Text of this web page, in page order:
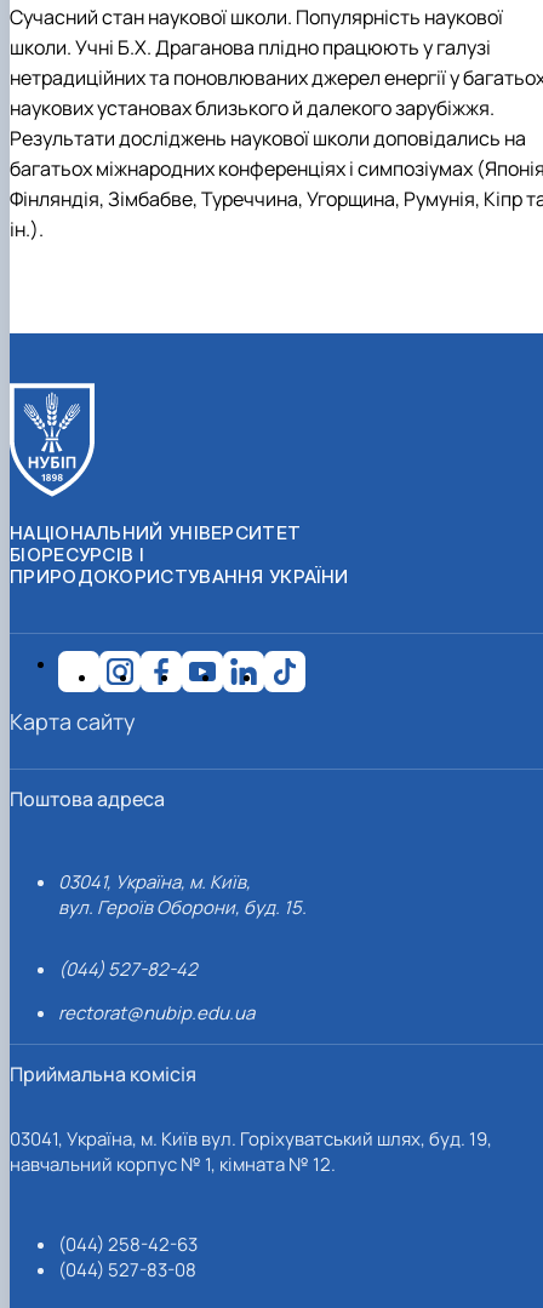
Сучасний стан наукової школи. Популярність наукової
школи.Учні Б.Х. Драганова плідно працюють у галузі
нетрадиційних та поновлюваних джерел енергії у
наукових установах близького й далекого зарубіжжя.
Результати досліджень наукової школи доповідались на
багатьох міжнародних конференціях і симпозіумах
Фінляндія, Зімбабве, Туреччина, Угорщина, Румунія, Кіпр
ін.).
НАЦІОНАЛЬНИЙ УНІВЕРСИТЕТ
БІОРЕСУРСІВ І
ПРИРОДОКОРИСТУВАННЯ УКРАЇНИ
Поштова адреса
03041, Україна, м. Київ,
вул. Героїв Оборони, буд. 15.
(044) 527-82-42
rectorat@nubip.edu.ua
Приймальна комісія
03041, Україна, м. Київ вул. Горіхуватський шлях, буд. 19,
навчальний корпус № 1, кімната № 12.
(044) 258-42-63
(044) 527-83-08
Карта сайту